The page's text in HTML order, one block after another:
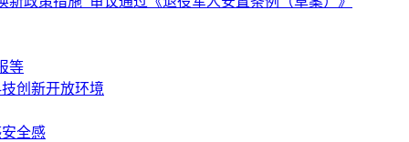
等
创新开放环境
全感